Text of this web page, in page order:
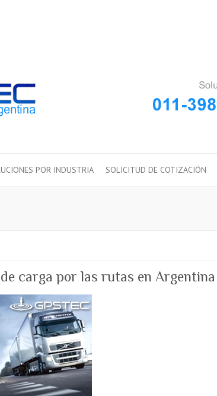
POR INDUSTRIA SOLICITUD DE COTIZACIÓN
carga por las rutas en Argentina